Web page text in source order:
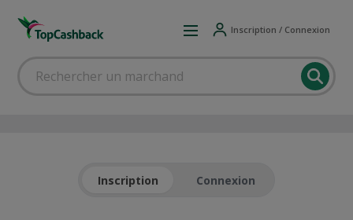
Inscription / Connexion
Inscription Connexion